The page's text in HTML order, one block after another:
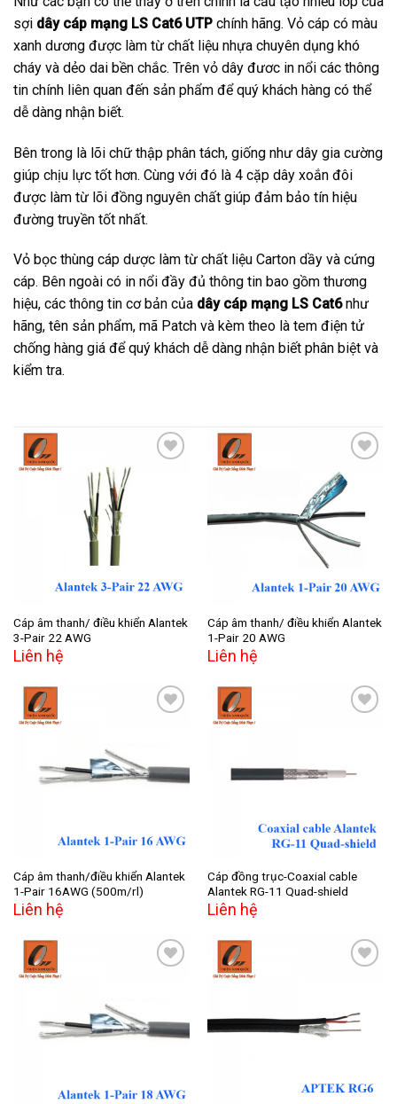
sợi dây cáp mạng LS Cat6 UTP chính hãng. Vỏ cáp có màu
xanh dương được làm từ chất liệu nhựa chuyên dụng khó
cháy và dẻo dai bền chắc. Trên vỏ dây đươc in nổi các thông
tin chính liên quan đến sản phẩm để quý khách hàng có thể
dễ dàng nhận biết.
Bên trong là lõi chữ thập phân tách, giống như dây gia cường
giúp chịu lực tốt hơn. Cùng với đó là 4 cặp dây xoắn đôi
được làm từ lõi đồng nguyên chất giúp đảm bảo tín hiệu
đường truyền tốt nhất.
Vỏ bọc thùng cáp dược làm từ chất liệu Carton dầy và cứng
cáp. Bên ngoài có in nổi đầy đủ thông tin bao gồm thương
hiệu, các thông tin cơ bản của dây cáp mạng LS Cat6như
hãng, tên sản phẩm, mã Patch và kèm theo là tem điện tử
chống hàng giá để quý khách dễ dàng nhận biết phân biệt và
kiểm tra.
Cáp âm thanh/ điều khiển Alantek
3-Pair 22 AWG
Liên hệ
wishlist
Cáp âm thanh/ điều khiển Alantek
1-Pair 20 AWG
Liên hệ
wishlist
Cáp âm thanh/điều khiển Alantek
1-Pair 16AWG (500m/rl)
Liên hệ
wishlist
Cáp đồng trục-Coaxial cable
Alantek RG-11 Quad-shield
Liên hệ
wishlist
Add to
wishlist